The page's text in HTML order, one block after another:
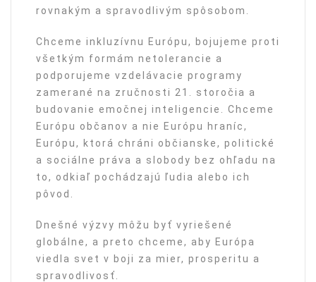
rovnakým a spravodlivým spôsobom.
Chceme inkluzívnu Európu, bojujeme proti
všetkým formám netolerancie a
podporujeme vzdelávacie programy
zamerané na zručnosti 21. storočia a
budovanie emočnej inteligencie. Chceme
Európu občanov a nie Európu hraníc,
Európu, ktorá chráni občianske, politické
a sociálne práva a slobody bez ohľadu na
to, odkiaľ pochádzajú ľudia alebo ich
pôvod.
Dnešné výzvy môžu byť vyriešené
globálne, a preto chceme, aby Európa
viedla svet v boji za mier, prosperitu a
spravodlivosť.